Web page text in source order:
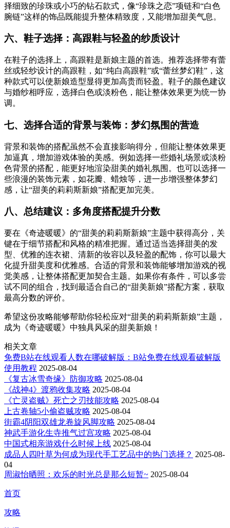
择细致的珍珠或小巧的钻石款式，像“珍珠之恋”项链和“白色
腕链”这样的饰品既能提升整体精致度，又能增加甜美气息。
六、鞋子选择：高跟鞋与轻盈的纱质设计
在鞋子的选择上，高跟鞋是新娘主题的首选。推荐选择带有蕾
丝或轻纱设计的高跟鞋，如“纯白高跟鞋”或“蕾丝梦幻鞋”，这
种款式可以使新娘造型显得更加高贵而轻盈。鞋子的颜色建议
与婚纱相呼应，选择白色或淡粉色，能让整体效果更为统一协
调。
七、选择合适的背景与装饰：梦幻氛围的营造
背景和装饰的搭配虽然不会直接影响得分，但能让整体效果更
加逼真，增加游戏体验的美感。例如选择一些婚礼场景或淡粉
色背景的搭配，能更好地渲染甜美的婚礼氛围。也可以选择一
些浪漫的装饰元素，如花瓣、蜡烛等，进一步增强整体梦幻
感，让“甜美的莉莉斯新娘”搭配更加完美。
八、总结建议：多角度搭配提升分数
要在《奇迹暖暖》的“甜美的莉莉斯新娘”主题中获得高分，关
键在于细节搭配和风格的精准把握。通过适当选择甜美的发
型、优雅的连衣裙、清新的妆容以及轻盈的配饰，你可以最大
化提升甜美度和优雅感。合适的背景和装饰能够增加游戏的视
觉美感，让整体搭配更加契合主题。如果你有条件，可以多尝
试不同的组合，找到最适合自己的“甜美新娘”搭配方案，获取
最高分数的评价。
希望这份攻略能够帮助你轻松应对“甜美的莉莉斯新娘”主题，
成为《奇迹暖暖》中独具风采的甜美新娘！
相关文章
免费B站在线观看人数在哪破解版：B站免费在线观看破解版
使用教程 2025-08-04
《复古冰雪奇缘》防御攻略 2025-08-04
《战神4》渡鸦收集攻略 2025-08-04
《亡灵盗贼》死亡之刃技能攻略 2025-08-04
上古卷轴5小偷盗贼攻略 2025-08-04
街霸4阴阳双雄龙卷旋风脚攻略 2025-08-04
神武手游化生寺推气过宫攻略 2025-08-04
中国式相亲游戏什么时候上线 2025-08-04
成品人四叶草为何成为现代手工艺品中的热门选择？ 2025-08-
04
周淑怡晒照：欢乐的时光总是那么短暂~ 2025-08-04
首页
攻略